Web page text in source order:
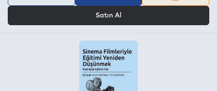
Satın Al